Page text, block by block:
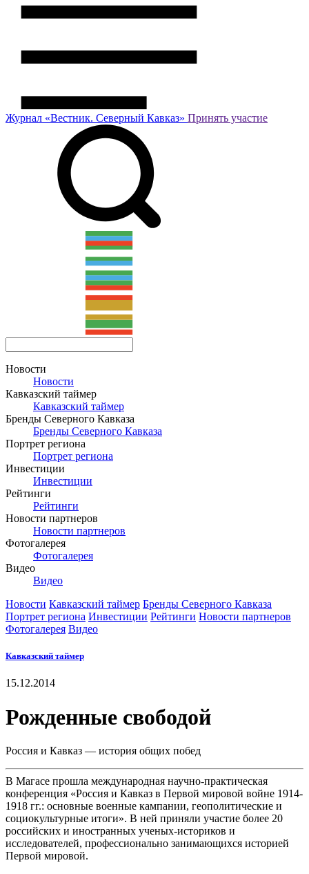
Журнал «Вестник. Северный Кавказ» Принять участие
Новости
Новости
Кавказский таймер
Кавказский таймер
Бренды Северного Кавказа
Бренды Северного Кавказа
Портрет региона
Портрет региона
Инвестиции
Инвестиции
Рейтинги
Рейтинги
Новости партнеров
Новости партнеров
Фотогалерея
Фотогалерея
Видео
Видео
Новости Кавказский таймер Бренды Северного Кавказа
Портрет региона Инвестиции Рейтинги Новости партнеров
Фотогалерея Видео
Кавказский таймер
15.12.2014
Рожденные свободой
Россия и Кавказ — история общих побед
В Магасе прошла международная научно-практическая
конференция «Россия и Кавказ в Первой мировой войне 1914-
1918 гг.: основные военные кампании, геополитические и
социокультурные итоги». В ней приняли участие более 20
российских и иностранных ученых-историков и
исследователей, профессионально занимающихся историей
Первой мировой.